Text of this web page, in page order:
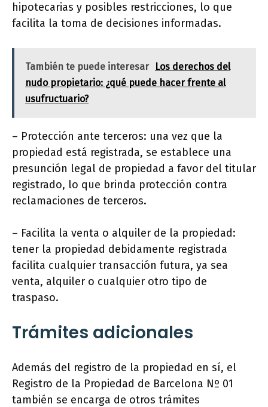
hipotecarias y posibles restricciones, lo que
facilita la toma de decisiones informadas.
También te puede interesar
Los derechos del
nudo propietario: ¿qué puede hacer frente al
usufructuario?
– Protección ante terceros: una vez que la
propiedad está registrada, se establece una
presunción legal de propiedad a favor del titular
registrado, lo que brinda protección contra
reclamaciones de terceros.
– Facilita la venta o alquiler de la propiedad:
tener la propiedad debidamente registrada
facilita cualquier transacción futura, ya sea
venta, alquiler o cualquier otro tipo de
traspaso.
Trámites adicionales
Además del registro de la propiedad en sí, el
Registro de la Propiedad de Barcelona Nº 01
también se encarga de otros trámites